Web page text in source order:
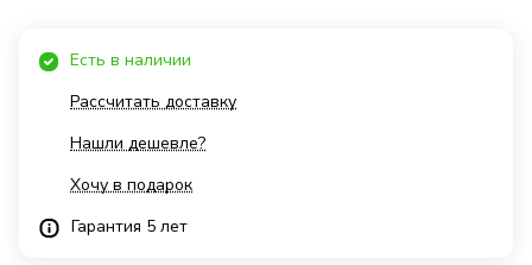
Есть в наличии
Рассчитать доставку
Нашли дешевле?
Хочу в подарок
Гарантия 5 лет